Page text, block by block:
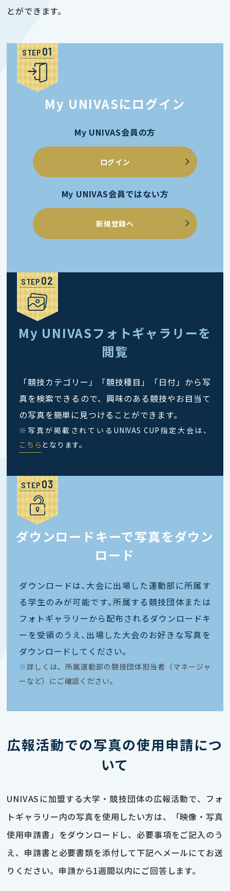
とができます。
STEP
My UNIVASにログイン
My UNIVAS会員の方
ログイン
My UNIVAS会員ではない方
新規登録へ
STEP
My UNIVASフォトギャラリーを
閲覧
「競技カテゴリー」「競技種目」「日付」から写
真を検索できるので、興味のある競技やお目当て
の写真を簡単に見つけることができます。
※ 写真が掲載されているUNIVAS CUP指定大会は、
こちら となります。
STEP
ダウンロードキーで写真をダウン
ロード
ダウンロードは､大会に出場した運動部に所属す
る学生のみが可能です｡所属する競技団体または
フォトギャラリーから配布されるダウンロードキ
ーを受領のうえ､出場した大会のお好きな写真を
ダウンロードしてください｡
※ 詳しくは、所属運動部の競技団体担当者（マネージャ
ーなど）にご確認ください。
広報活動での写真の使用申請につ
いて
UNIVASに加盟する大学・競技団体の広報活動で、フォ
トギャラリー内の写真を使用したい方は、「映像・写真
使用申請書」をダウンロードし、必要事項をご記入のう
え、申請書と必要書類を添付して下記へメールにてお送
りください。申請から1週間以内にご回答します。